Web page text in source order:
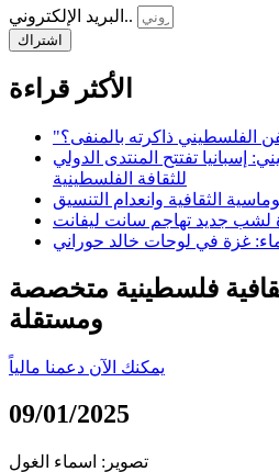
البريد الإلكتروني..
اشتراك
الأكثر قراءة
الفلسطيني ذاكرته بالمنفى؟
إسبانيا تفتتح المنتدى الدولي
للثقافة الفلسطينية
الثقافية وانعدام التنسيق
لشب جديد تهاجم سانت ليفانت
غزة في لوحات خالد حوراني
فلسطينية متخصصة
ومستقلة
يمكنك الآن دعمنا مالياً
09/01/2025
تصوير: اسماء الغول